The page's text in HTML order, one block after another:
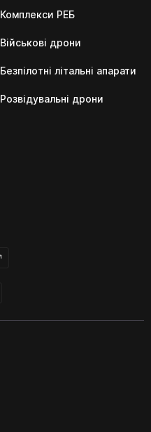
Комплекси РЕБ
Військові дрони
Безпілотні літальні апарати
Розвідувальні дрони